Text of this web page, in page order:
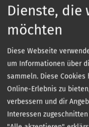
Dienste, die
möchten
Diese Webseite
um Informationen über
sammeln. Diese
Online-Erlebnis zu
verbessern und dir
Interessen